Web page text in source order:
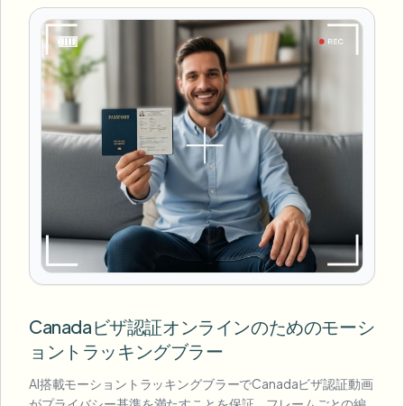
Canadaビザ認証オンラインのためのモーシ
ョントラッキングブラー
AI搭載モーショントラッキングブラーでCanadaビザ認証動画